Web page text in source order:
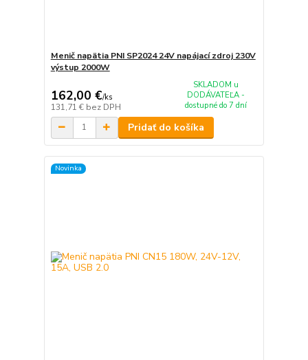
Menič napätia PNI SP2024 24V napájací zdroj 230V
výstup 2000W
162,00 €/ks
131,71 € bez DPH
SKLADOM u
DODÁVATEĽA -
dostupné do 7 dní
Pridať do košíka
Novinka